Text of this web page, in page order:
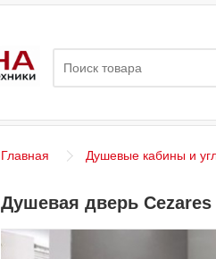
Главная Душевые кабины и
Душевая дверь Cezares